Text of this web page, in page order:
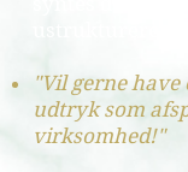
"Vil gerne
udtryk som
virksomhed!"